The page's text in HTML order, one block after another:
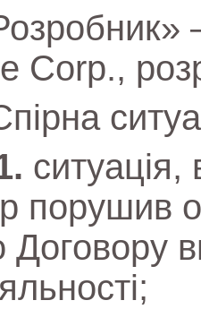
Corp.,
ситуація,
порушив
Договору